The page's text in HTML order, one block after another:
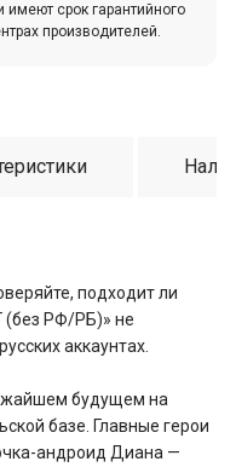
срок гарантийного
производителей.
подходит ли
(без РФ/РБ)» не
аккаунтах.
будущем на
базе. Главные герои
андроид Диана —